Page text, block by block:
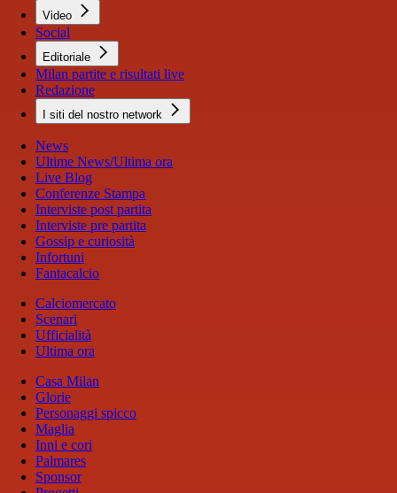
Video
Social
Editoriale
Milan partite e risultati live
Redazione
I siti del nostro network
News
Ultime News/Ultima ora
Live Blog
Conferenze Stampa
Interviste post partita
Interviste pre partita
Gossip e curiosità
Infortuni
Fantacalcio
Calciomercato
Scenari
Ufficialità
Ultima ora
Casa Milan
Glorie
Personaggi spicco
Maglia
Inni e cori
Palmares
Sponsor